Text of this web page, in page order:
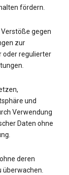
fördern.
gegen
zur
oder regulierter
und
Verwendung
Daten ohne
deren
überwachen.